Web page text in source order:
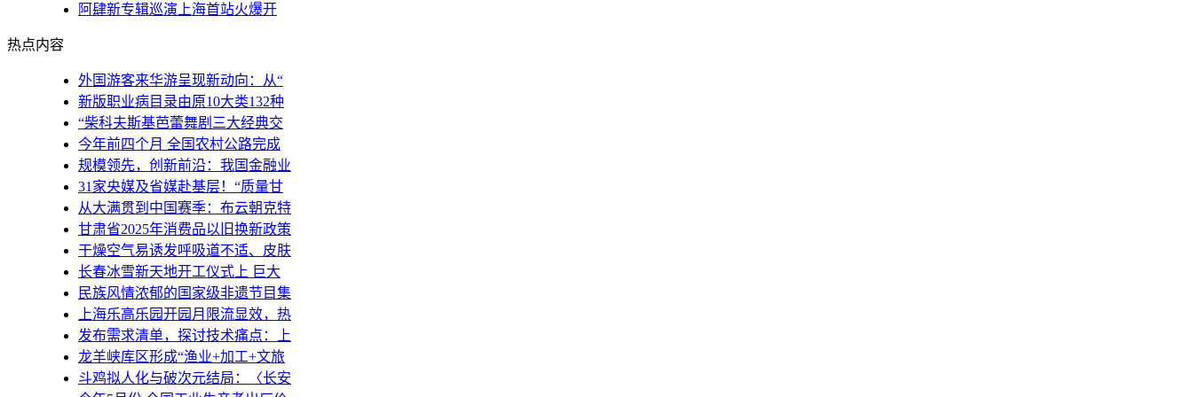
阿肆新专辑巡演上海首站火爆开
热点内容
外国游客来华游呈现新动向：从“
新版职业病目录由原10大类132种
“柴科夫斯基芭蕾舞剧三大经典交
今年前四个月 全国农村公路完成
规模领先，创新前沿：我国金融业
31家央媒及省媒赴基层！“质量甘
从大满贯到中国赛季：布云朝克特
甘肃省2025年消费品以旧换新政策
干燥空气易诱发呼吸道不适、皮肤
长春冰雪新天地开工仪式上 巨大
民族风情浓郁的国家级非遗节目集
上海乐高乐园开园月限流显效，热
发布需求清单，探讨技术痛点：上
龙羊峡库区形成“渔业+加工+文旅
斗鸡拟人化与破次元结局：〈长安